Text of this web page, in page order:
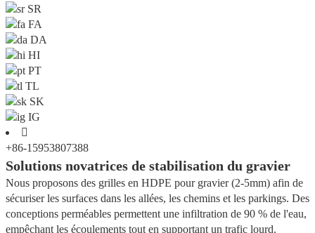
SR
FA
DA
HI
PT
TL
SK
IG

+86-15953807388
Solutions novatrices de stabilisation du gravier
Nous proposons des grilles en HDPE pour gravier (2-5mm) afin de
sécuriser les surfaces dans les allées, les chemins et les parkings. Des
conceptions perméables permettent une infiltration de 90 % de l'eau,
empêchant les écoulements tout en supportant un trafic lourd.